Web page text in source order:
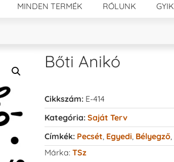
MINDEN TERMÉK RÓLUNK GYIK
Bőti Anikó
Cikkszám: E-414
Kategória: Saját Terv
Címkék: Pecsét Egyedi Bélyegző,
Márka: TSz